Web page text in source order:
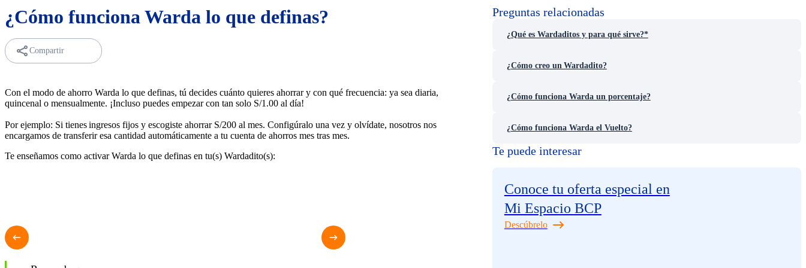
¿Cómo funciona Warda lo que definas?
Compartir
Con el modo de ahorro Warda lo que definas, tú decides cuánto quieres ahorrar y con qué frecuencia: ya sea diaria,
quincenal o mensualmente. ¡Incluso puedes empezar con tan solo S/1.00 al día!
Por ejemplo: Si tienes ingresos fijos y escogiste ahorrar S/200 al mes. Configúralo una vez y olvídate, nosotros nos
encargamos de transferir esa cantidad automáticamente a tu cuenta de ahorros mes tras mes.
Te enseñamos como activar Warda lo que definas en tu(s) Wardadito(s):
Preguntas relacionadas
¿Qué es Wardaditos y para qué sirve?*
¿Cómo creo un Wardadito?
¿Cómo funciona Warda un porcentaje?
¿Cómo funciona Warda el Vuelto?
Te puede interesar
Conoce tu oferta especial en
Mi Espacio BCP
Descúbrelo